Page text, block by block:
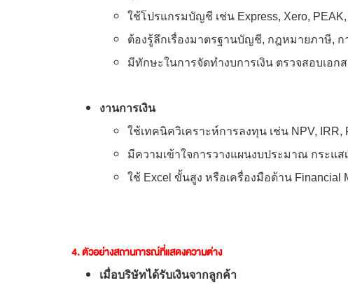
ใช้โปรแกรมบัญชี เช่น Express, Xero, PEAK,
ต้องรู้ลึกเรื่องมาตรฐานบัญชี, กฎหมายภาษี,
มีทักษะในการจัดทำงบการเงิน ตรวจสอบเอ
งานการเงิน
ใช้เทคนิควิเคราะห์การลงทุน เช่น NPV, IRR,
มีความเข้าใจการวางแผนงบประมาณ กระแส
ใช้ Excel ขั้นสูง หรือเครื่องมือด้าน Financial
4. ตัวอย่างสถานการณ์ที่แสดงความต่าง
เมื่อบริษัทได้รับเงินจากลูกค้า